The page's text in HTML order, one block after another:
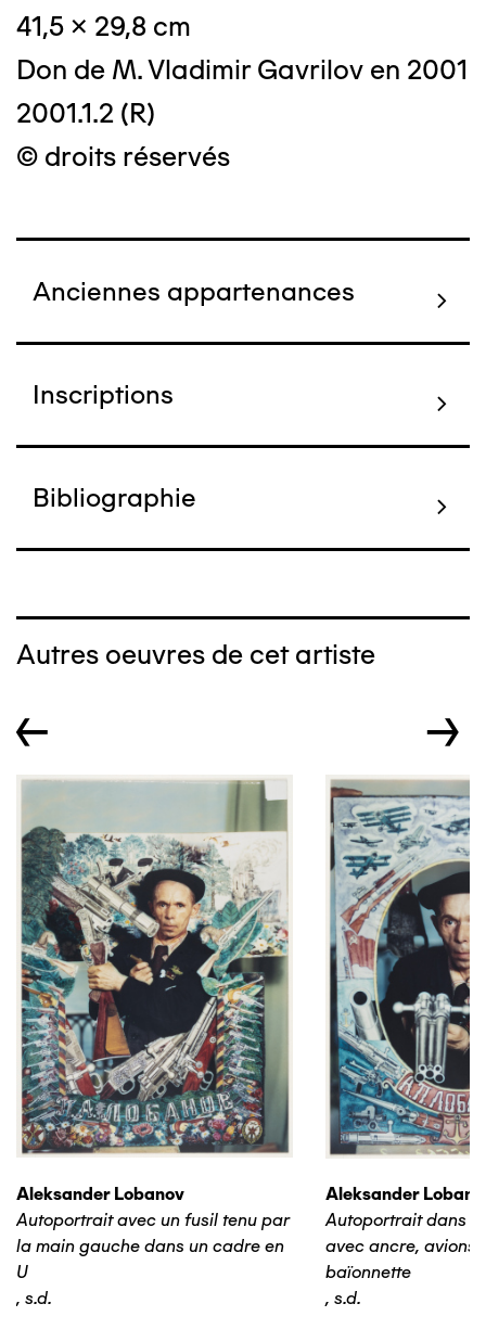
41,5 x 29,8 cm
Don de M. Vladimir Gavrilov en 2001
2001.1.2 (R)
© droits réservés
Anciennes appartenances
Inscriptions
Bibliographie
Autres oeuvres de cet artiste
← →
Aleksander Lobanov
Autoportrait avec un fusil tenu par
la main gauche dans un cadre en
U
, s.d.
Aleksander
Autoportrait dans
avec ancre, avions
baïonnette
, s.d.